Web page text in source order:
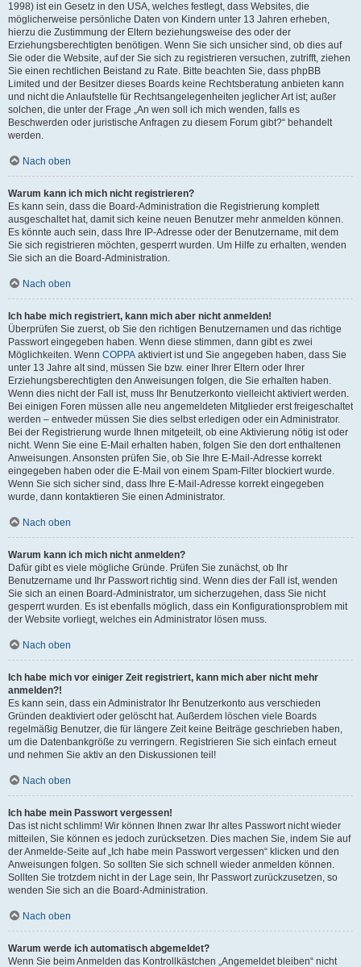
1998) ist ein Gesetz in den USA, welches festlegt, dass Websites, die
möglicherweise persönliche Daten von Kindern unter 13 Jahren erheben,
hierzu die Zustimmung der Eltern beziehungsweise des oder der
Erziehungsberechtigten benötigen. Wenn Sie sich unsicher sind, ob dies auf
Sie oder die Website, auf der Sie sich zu registrieren versuchen, zutrifft, ziehen
Sie einen rechtlichen Beistand zu Rate. Bitte beachten Sie, dass phpBB
Limited und der Besitzer dieses Boards keine Rechtsberatung anbieten kann
und nicht die Anlaufstelle für Rechtsangelegenheiten jeglicher Art ist; außer
solchen, die unter der Frage „An wen soll ich mich wenden, falls es
Beschwerden oder juristische Anfragen zu diesem Forum gibt?“ behandelt
werden.
Nach oben
Warum kann ich mich nicht registrieren?
Es kann sein, dass die Board-Administration die Registrierung komplett
ausgeschaltet hat, damit sich keine neuen Benutzer mehr anmelden können.
Es könnte auch sein, dass Ihre IP-Adresse oder der Benutzername, mit dem
Sie sich registrieren möchten, gesperrt wurden. Um Hilfe zu erhalten, wenden
Sie sich an die Board-Administration.
Nach oben
Ich habe mich registriert, kann mich aber nicht anmelden!
Überprüfen Sie zuerst, ob Sie den richtigen Benutzernamen und das richtige
Passwort eingegeben haben. Wenn diese stimmen, dann gibt es zwei
Möglichkeiten. Wenn COPPA aktiviert ist und Sie angegeben haben, dass Sie
unter 13 Jahre alt sind, müssen Sie bzw. einer Ihrer Eltern oder Ihrer
Erziehungsberechtigten den Anweisungen folgen, die Sie erhalten haben.
Wenn dies nicht der Fall ist, muss Ihr Benutzerkonto vielleicht aktiviert werden.
Bei einigen Foren müssen alle neu angemeldeten Mitglieder erst freigeschaltet
werden – entweder müssen Sie dies selbst erledigen oder ein Administrator.
Bei der Registrierung wurde Ihnen mitgeteilt, ob eine Aktivierung nötig ist oder
nicht. Wenn Sie eine E-Mail erhalten haben, folgen Sie den dort enthaltenen
Anweisungen. Ansonsten prüfen Sie, ob Sie Ihre E-Mail-Adresse korrekt
eingegeben haben oder die E-Mail von einem Spam-Filter blockiert wurde.
Wenn Sie sich sicher sind, dass Ihre E-Mail-Adresse korrekt eingegeben
wurde, dann kontaktieren Sie einen Administrator.
Nach oben
Warum kann ich mich nicht anmelden?
Dafür gibt es viele mögliche Gründe. Prüfen Sie zunächst, ob Ihr
Benutzername und Ihr Passwort richtig sind. Wenn dies der Fall ist, wenden
Sie sich an einen Board-Administrator, um sicherzugehen, dass Sie nicht
gesperrt wurden. Es ist ebenfalls möglich, dass ein Konfigurationsproblem mit
der Website vorliegt, welches ein Administrator lösen muss.
Nach oben
Ich habe mich vor einiger Zeit registriert, kann mich aber nicht mehr
anmelden?!
Es kann sein, dass ein Administrator Ihr Benutzerkonto aus verschieden
Gründen deaktiviert oder gelöscht hat. Außerdem löschen viele Boards
regelmäßig Benutzer, die für längere Zeit keine Beiträge geschrieben haben,
um die Datenbankgröße zu verringern. Registrieren Sie sich einfach erneut
und nehmen Sie aktiv an den Diskussionen teil!
Nach oben
Ich habe mein Passwort vergessen!
Das ist nicht schlimm! Wir können Ihnen zwar Ihr altes Passwort nicht wieder
mitteilen, Sie können es jedoch zurücksetzen. Dies machen Sie, indem Sie auf
der Anmelde-Seite auf „Ich habe mein Passwort vergessen“ klicken und den
Anweisungen folgen. So sollten Sie sich schnell wieder anmelden können.
Sollten Sie trotzdem nicht in der Lage sein, Ihr Passwort zurückzusetzen, so
wenden Sie sich an die Board-Administration.
Nach oben
Warum werde ich automatisch abgemeldet?
Wenn Sie beim Anmelden das Kontrollkästchen „Angemeldet bleiben“ nicht